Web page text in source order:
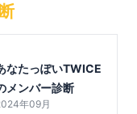
なたっぽいTWICE
メンバー診断
年09月